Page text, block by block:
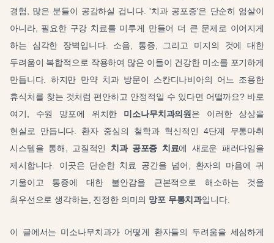
경험, 많은 분들이 공감하실 겁니다. '치과 공포증'은 단순히 엄살이
아니라, 필요한 구강 치료를 미루게 만들어 더 큰 문제로 이어지게
하는 심각한 장벽입니다. 소음, 통증, 그리고 미지의 것에 대한
두려움이 복합적으로 작용하여 많은 이들이 건강한 미소를 포기하게
만듭니다. 하지만 만약 치과 방문이 스칸디나비아의 어느 조용한
휴식처를 찾는 것처럼 편안하고 안정적일 수 있다면 어떨까요? 바로
여기, 수원 망포에 위치한 미소나무치과의원 은 이러한 상상을
현실로 만듭니다. 환자 중심의 철학과 혁신적인 4단계 무통마취
시스템을 통해, 고질적인 치과 공포증 치료에 새로운 패러다임을
제시합니다. 이곳은 단순한 치료 공간을 넘어, 환자의 마음에 귀
기울이고 통증에 대한 불안감을 근본적으로 해소하는 것을
최우선으로 생각하는, 진정한 의미의 망포 무통치과입니다.
이 글에서는 미소나무치과가 어떻게 환자들의 두려움을 세심하게